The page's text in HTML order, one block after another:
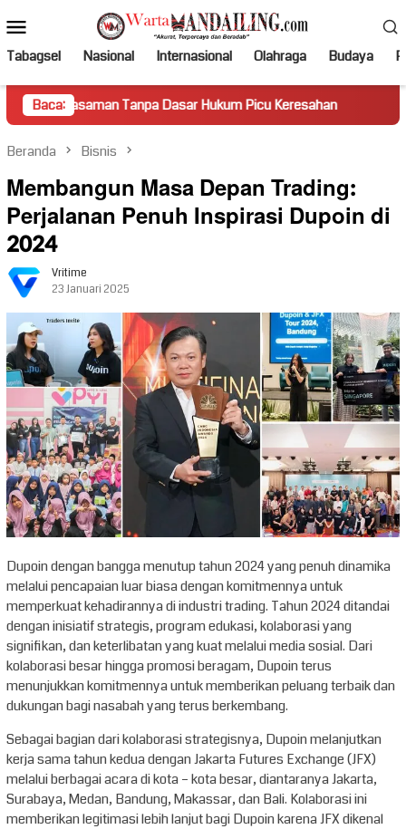
ke
kontenMobile
Tabagsel Nasional Internasional Olahraga Budaya
Baca:
Tanpa Dasar Hukum Picu Keresahan Truk Miring
Beranda Bisnis
Membangun Masa Depan Trading:
Perjalanan Penuh Inspirasi Dupoin di
2024
Vritime
23 Januari 2025
Dupoin dengan bangga menutup tahun 2024 yang penuh dinamika
melalui pencapaian luar biasa dengan komitmennya untuk
memperkuat kehadirannya di industri trading. Tahun 2024 ditandai
dengan inisiatif strategis, program edukasi, kolaborasi yang
signifikan, dan keterlibatan yang kuat melalui media sosial. Dari
kolaborasi besar hingga promosi beragam, Dupoin terus
menunjukkan komitmennya untuk memberikan peluang terbaik dan
dukungan bagi nasabah yang terus berkembang.
Sebagai bagian dari kolaborasi strategisnya, Dupoin melanjutkan
kerja sama tahun kedua dengan Jakarta Futures Exchange (JFX)
melalui berbagai acara di kota – kota besar, diantaranya Jakarta,
Surabaya, Medan, Bandung, Makassar, dan Bali. Kolaborasi ini
memberikan legitimasi lebih lanjut bagi Dupoin karena JFX dikenal